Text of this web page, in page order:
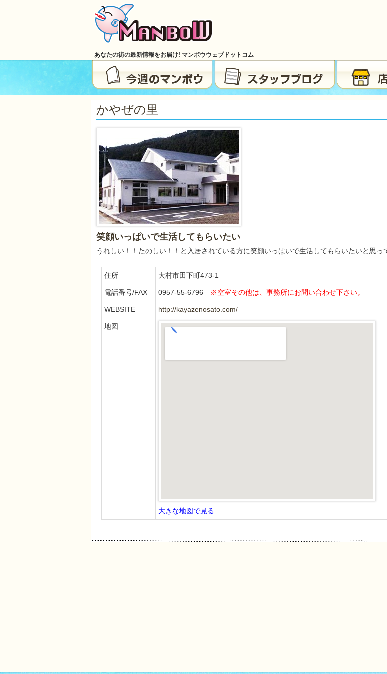
あなたの街の最新情報をお届け! マンボウウェブドットコム
かやぜの里
笑顔いっぱいで生活してもらいたい
うれしい！！たのしい！！と入居されている方に笑顔いっぱいで生活してもらいたいと思っ
住所 大村市田下町473-1
電話番号/FAX 0957-55-6796 ※空室その他は、事務所にお問い合わせ下さい。
WEBSITE http://kayazenosato.com/
地図
大きな地図で見る